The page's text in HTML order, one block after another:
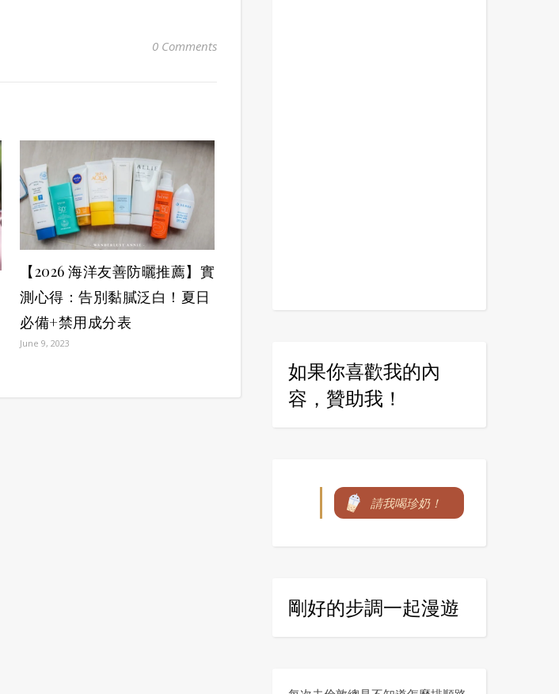
0 Comments
【2026 海洋友善防曬推薦】實
測心得：告別黏膩泛白！夏日
必備+禁用成分表
June 9, 2023
如果你喜歡我的內
容，贊助我！
請我喝珍奶！
剛好的步調一起漫遊